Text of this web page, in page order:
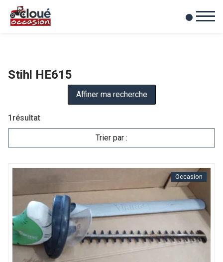
Mes favoris
0
Stihl HE615
1 résultat
Trier par :
Affiner ma recherche
Occasion